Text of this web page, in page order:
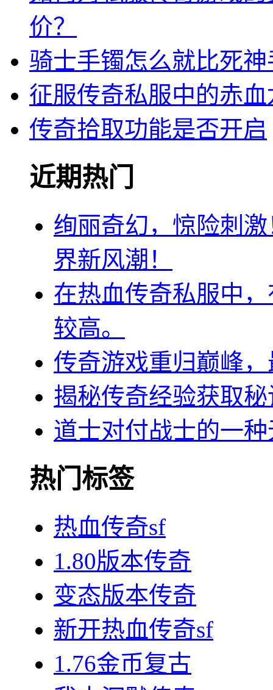
价？
骑士手镯怎么就比死
征服传奇私服中的赤
传奇拾取功能是否开启
近期热门
绚丽奇幻，惊险刺
界新风潮！
在热血传奇私服中
较高。
传奇游戏重归巅峰
揭秘传奇经验获取
道士对付战士的一
热门标签
热血传奇sf
1.80版本传奇
变态版本传奇
新开热血传奇sf
1.76金币复古